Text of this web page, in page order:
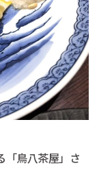
「鳥八茶屋」さ